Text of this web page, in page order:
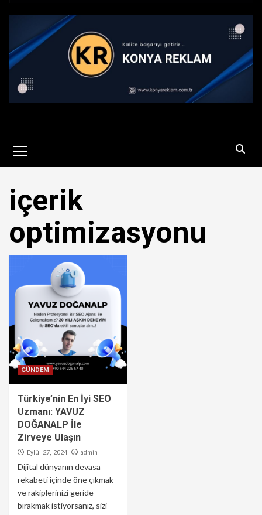
Menu
içerik
optimizasyonu
GÜNDEM
Türkiye’nin En İyi SEO
Uzmanı: YAVUZ
DOĞANALP İle
Zirveye Ulaşın
Eylül 27, 2024 admin
Dijital dünyanın devasa
rekabeti içinde öne çıkmak
ve rakiplerinizi geride
bırakmak istiyorsanız, sizi